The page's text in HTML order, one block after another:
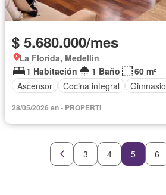
$ 5.680.000/mes
La Florida, Medellín
1 Habitación
1 Baño
60 m²
Ascensor
Cocina integral Gimnasio
28/05/2026 en - PROPERTI
3 4 5 6